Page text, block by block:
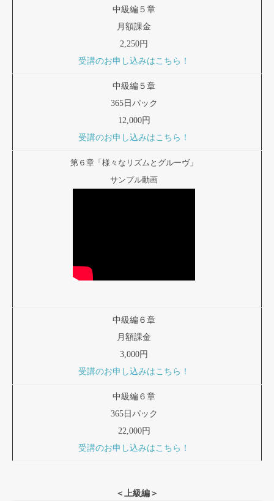
中級編５章
月額課金
2,250円
受講のお申し込みはこちら！
中級編５章
365日パック
12,000円
受講のお申し込みはこちら！
第６章「様々なリズムとグルーヴ」
サンプル動画
中級編６章
月額課金
3,000円
受講のお申し込みはこちら！
中級編６章
365日パック
22,000円
受講のお申し込みはこちら！
＜上級編＞